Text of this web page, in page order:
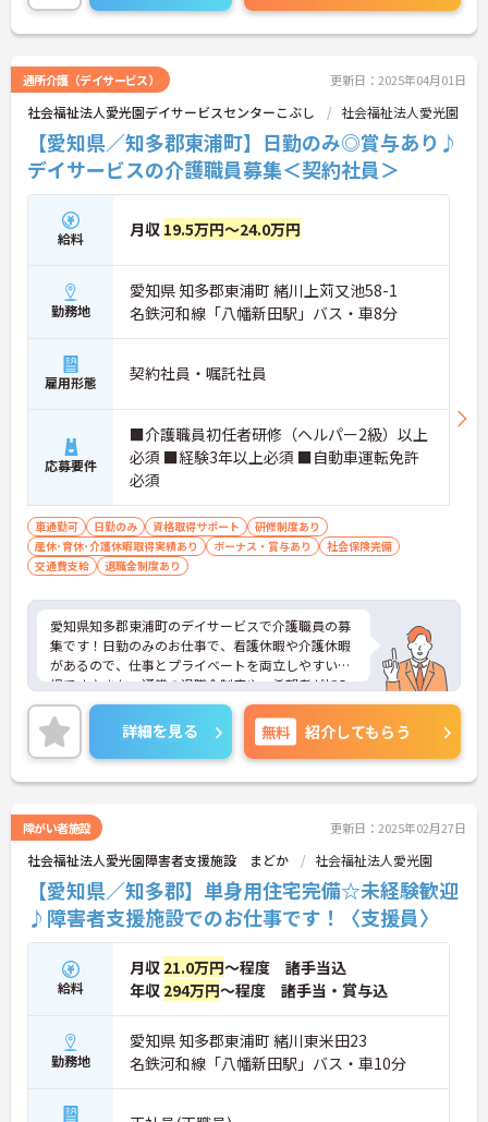
通所介護（デイサービス） 更新日：2025年04月01日
社会福祉法人愛光園デイサービスセンターこぶし 社会福祉法人愛光園
【愛知県／知多郡東浦町】日勤のみ◎賞与あり♪
デイサービスの介護職員募集＜契約社員＞
給料 月収 19.5万円～24.0万円
勤務地
愛知県 知多郡東浦町 緒川上苅又池58-1
名鉄河和線「八幡新田駅」バス・車8分
雇用形態 契約社員・嘱託社員
応募要件
■介護職員初任者研修（ヘルパー2級）以上
必須 ■経験3年以上必須 ■自動車運転免許
必須
車通勤可 日勤のみ 資格取得サポート
研修制度あり
産休･育休･介護休暇取得実績あり
ボーナス・賞与あり
社会保険完備
交通費支給
退職金制度あり
愛知県知多郡東浦町のデイサービスで介護職員の募
集です！日勤のみのお仕事で、看護休暇や介護休暇
があるので、仕事とプライベートを両立しやすい職
場です♪また、通常の退職金制度や、希望者が加入
できる退職金共済もあるので、安心して長く働くこ
とができます◎ご興味のある方は、面接ポイントを
お伝えしますので、お気軽にご連絡ください。
詳細を見る 無料 紹介してもらう
障がい者施設 更新日：2025年02月27日
社会福祉法人愛光園障害者支援施設 まどか 社会福祉法人愛光園
【愛知県／知多郡】単身用住宅完備☆未経験歓迎
♪障害者支援施設でのお仕事です！〈支援員〉
給料
月収 21.0万円～程度 諸手当込
年収 294万円～程度 諸手当・賞与込
勤務地
愛知県 知多郡東浦町 緒川東米田23
名鉄河和線「八幡新田駅」バス・車10分